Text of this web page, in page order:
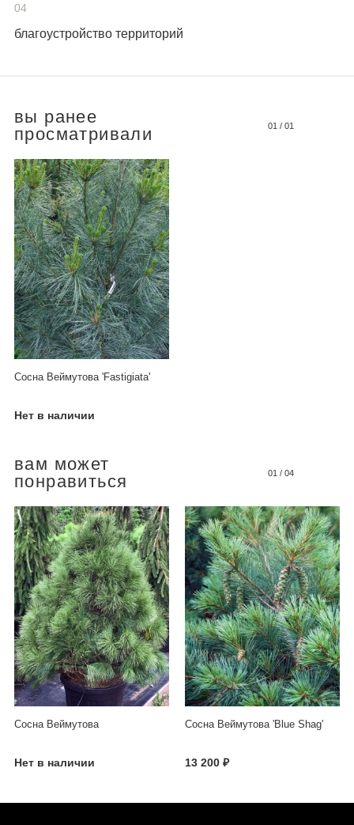
04
благоустройство территорий
вы ранее
просматривали
01 / 01
Сосна Веймутова 'Fastigiata'
Нет в наличии
вам может
понравиться
01 / 04
Сосна Веймутова
Нет в наличии
Сосна Веймутова 'Blue Shag'
13 200 ₽